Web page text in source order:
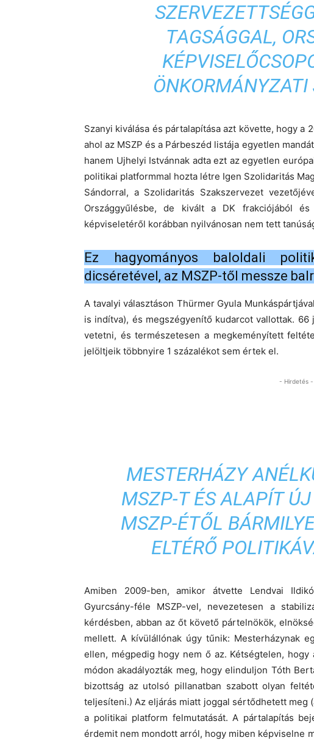
TAGSÁGGAL,
Szanyi kiválása és pártalapítása azt követte, hogy a
ahol az MSZP és a Párbeszéd listája egyetlen
hanem Ujhelyi Istvánnak adta ezt az egyetlen
politikai platformmal hozta létre Igen Szolidaritás
Sándorral, a Szolidaritás Szakszervezet
Országgyűlésbe, de kivált a DK frakciójából
képviseletéről korábban nyilvánosan nem tett
Ez hagyományos baloldali
dicséretével, az MSZP-től messze
A tavalyi választáson Thürmer Gyula
is indítva), és megszégyenítő kudarcot vallottak.
vetetni, és természetesen a megkeményített
jelöltjeik többnyire 1 százalékot sem értek el.
- Hirdetés -
MESTERHÁZY
MSZP-T ÉS ALAPÍT
MSZP-ÉTŐL
ELTÉRŐ
Amiben 2009-ben, amikor átvette Lendvai
Gyurcsány-féle MSZP-vel, nevezetesen a
kérdésben, abban az őt követő pártelnökök,
mellett. A kívülállónak úgy tűnik: Mesterházynak
ellen, mégpedig hogy nem ő az. Kétségtelen,
módon akadályozták meg, hogy elinduljon Tóth
bizottság az utolsó pillanatban szabott olyan
teljesíteni.) Az eljárás miatt joggal sértődhetett meg
a politikai platform felmutatását. A pártalapítás
érdemit nem mondott arról, hogy miben képviselne